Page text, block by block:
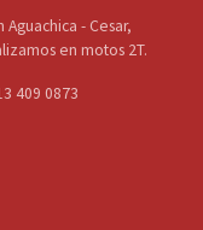
- Cesar,
en motos 2T.
409 0873